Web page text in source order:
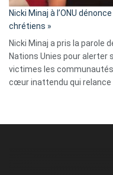
Nicki Minaj à l’ONU
chrétiens »
Nicki Minaj a pris la parole
Nations Unies pour
victimes les communautés
cœur inattendu qui relance